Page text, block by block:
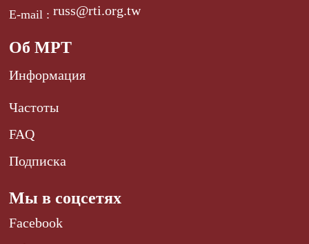
E-mail :russ@rti.org.tw
Об МРТ
Информация
Частоты
FAQ
Подписка
Мы в соцсетях
Facebook